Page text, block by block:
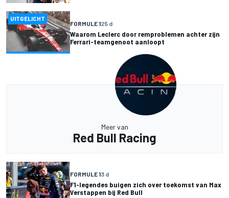
UITGELICHT
FORMULE 125 d
Waarom Leclerc door remproblemen achter zijn
Ferrari-teamgenoot aanloopt
Meer van
Red Bull Racing
FORMULE 13 d
F1-legendes buigen zich over toekomst van Max
Verstappen bij Red Bull